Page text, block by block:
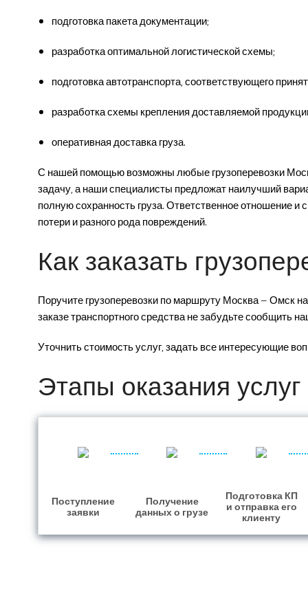
подготовка пакета документации;
разработка оптимальной логистической схемы;
подготовка автотранспорта, соответствующего
разработка схемы крепления доставляемой
оперативная доставка груза.
С нашей помощью возможны любые грузоперевозки
задачу, а наши специалисты предложат наилучший
полную сохранность груза. Ответственное отношение
потери и разного рода повреждений.
Как заказать
Поручите грузоперевозки по маршруту Москва – Омск
заказе транспортного средства не забудьте сообщить
Уточнить стоимость услуг, задать все интересующие
Этапы оказания услуг
Поступление
заявки
Получение
данных о грузе
Подготовка КП
и отправка его
клиенту